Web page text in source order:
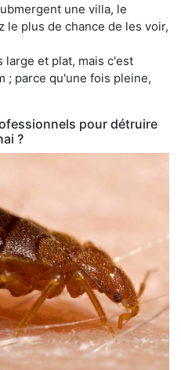
une villa, le
le plus de chance de les voir,
large et plat, mais c'est
; parce qu'une fois pleine,
pour détruire
?